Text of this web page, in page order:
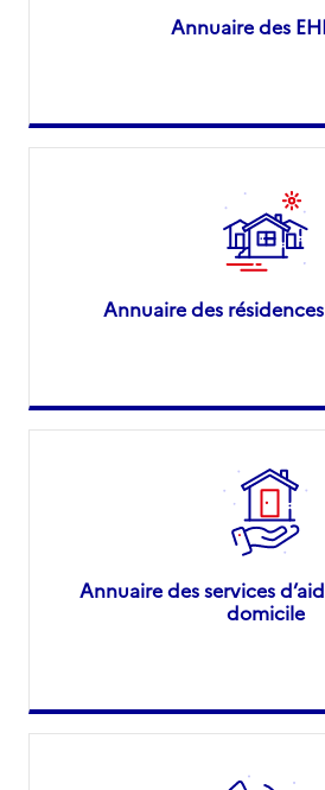
Annuaire des
Annuaire des
Annuaire des services
domicile